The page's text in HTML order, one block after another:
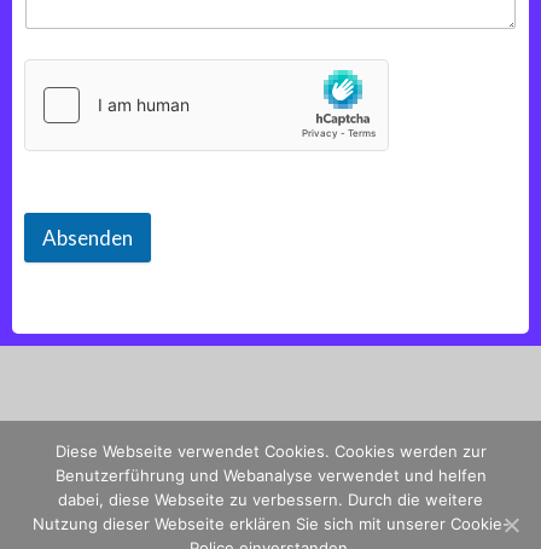
Absenden
© 2026 SunnaVoltaik GmbH. Created for free using
Diese Webseite verwendet Cookies. Cookies werden zur
Benutzerführung und Webanalyse verwendet und helfen
dabei, diese Webseite zu verbessern. Durch die weitere
Nutzung dieser Webseite erklären Sie sich mit unserer Cookie-